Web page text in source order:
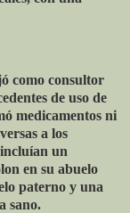
como consultor
de uso de
medicamentos ni
a los
un
en su abuelo
paterno y una
sano.